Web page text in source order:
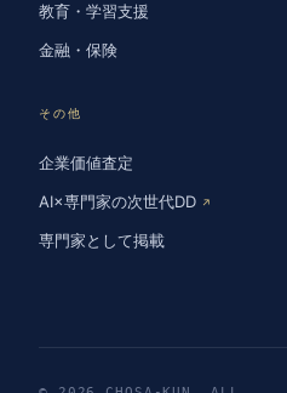
教育・学習支援
金融・保険
その他
企業価値査定
AI×専門家の次世代DD ↗
専門家として掲載